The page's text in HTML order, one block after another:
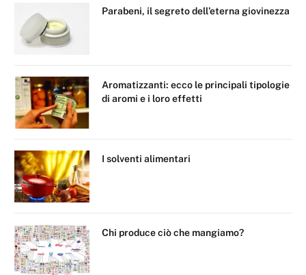
Parabeni, il segreto dell’eterna giovinezza
Aromatizzanti: ecco le principali tipologie
di aromi e i loro effetti
I solventi alimentari
Chi produce ciò che mangiamo?